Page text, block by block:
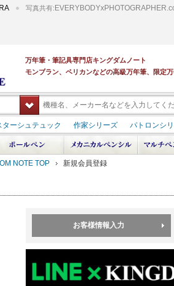
写真共有:
万年筆・筆記具専門店キングダムノート
モンブラン、ペリカンなどの高級万年筆、限定
ターシュテュック 作家シリーズ パトロンシ
レーン
PILOT 蒔絵 ダイアミン ボトルインク
雲 キングダムノート別注 アルマンドシモーニ
NOTE TOP 新規会員登録
お客様情報入力